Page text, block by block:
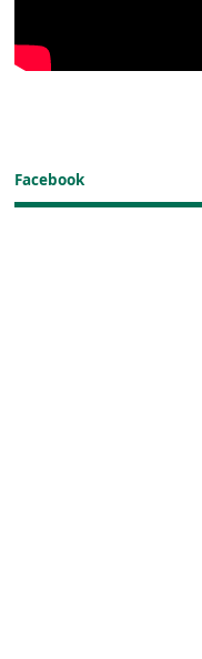
Facebook